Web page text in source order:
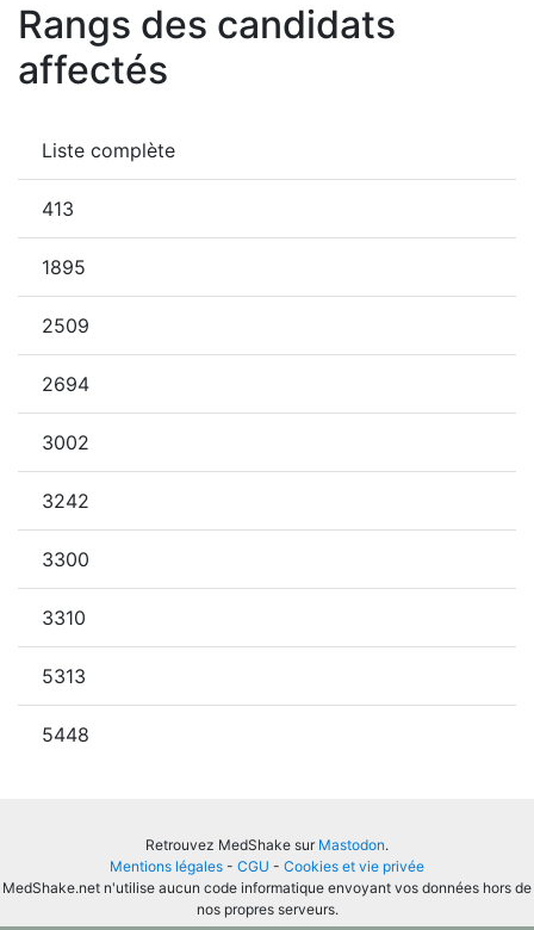
Rangs des candidats
affectés
Liste complète
413
1895
2509
2694
3002
3242
3300
3310
5313
5448
Retrouvez MedShake sur Mastodon.
Mentions légales - CGU - Cookies et vie privée
MedShake.net n'utilise aucun code informatique envoyant vos données hors de
nos propres serveurs.